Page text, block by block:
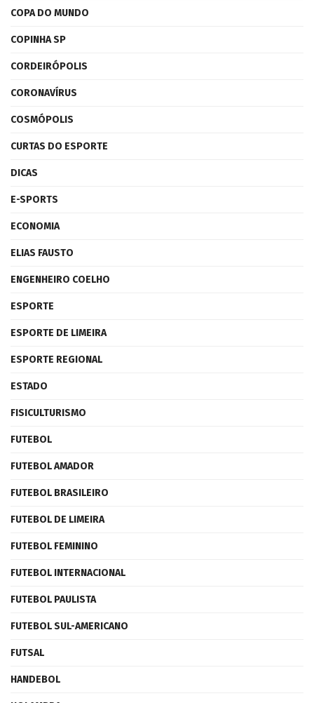
COPA DO MUNDO
COPINHA SP
CORDEIRÓPOLIS
CORONAVÍRUS
COSMÓPOLIS
CURTAS DO ESPORTE
DICAS
E-SPORTS
ECONOMIA
ELIAS FAUSTO
ENGENHEIRO COELHO
ESPORTE
ESPORTE DE LIMEIRA
ESPORTE REGIONAL
ESTADO
FISICULTURISMO
FUTEBOL
FUTEBOL AMADOR
FUTEBOL BRASILEIRO
FUTEBOL DE LIMEIRA
FUTEBOL FEMININO
FUTEBOL INTERNACIONAL
FUTEBOL PAULISTA
FUTEBOL SUL-AMERICANO
FUTSAL
HANDEBOL